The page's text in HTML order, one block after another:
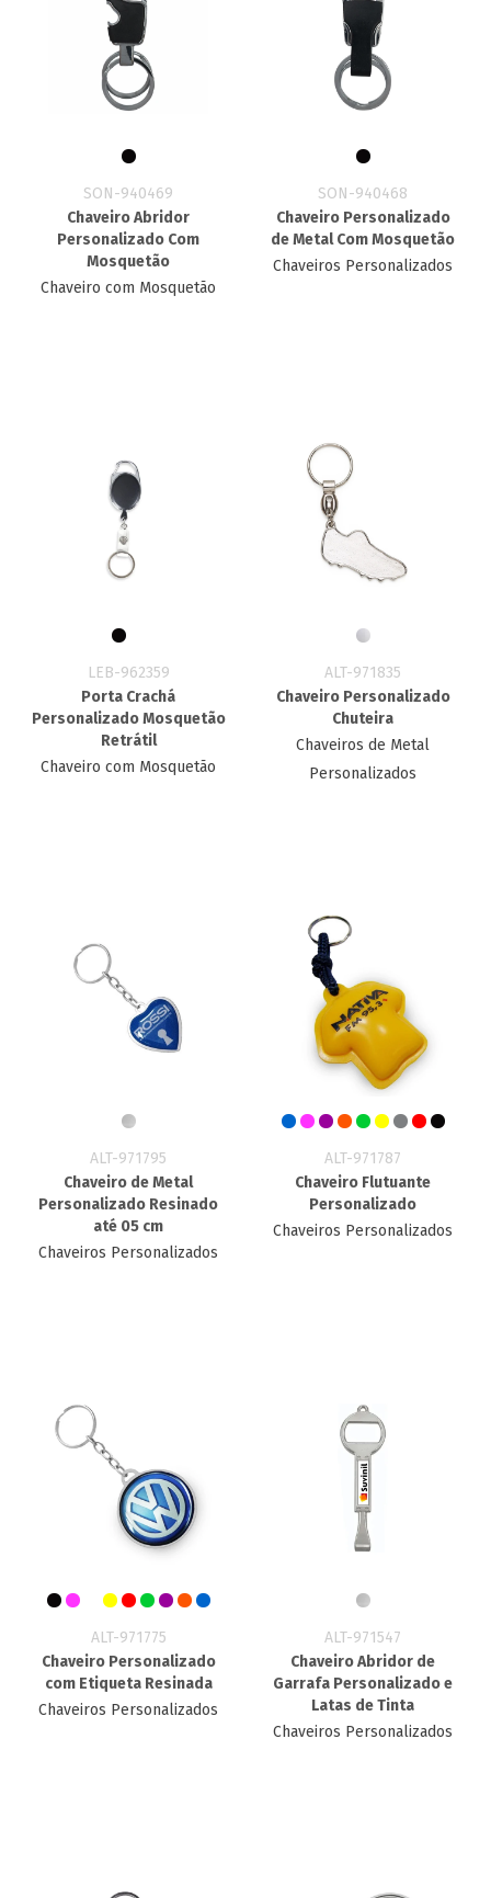
SON-940469
Chaveiro Abridor
Personalizado Com
Mosquetão
Chaveiro com Mosquetão
SON-940468
Chaveiro Personalizado
de Metal Com Mosquetão
Chaveiros Personalizados
LEB-962359
Porta Crachá
Personalizado Mosquetão
Retrátil
Chaveiro com Mosquetão
ALT-971835
Chaveiro Personalizado
Chuteira
Chaveiros de Metal
Personalizados
ALT-971795
Chaveiro de Metal
Personalizado Resinado
até 05 cm
Chaveiros Personalizados
ALT-971787
Chaveiro Flutuante
Personalizado
Chaveiros Personalizados
ALT-971775
Chaveiro Personalizado
com Etiqueta Resinada
Chaveiros Personalizados
ALT-971547
Chaveiro Abridor de
Garrafa Personalizado e
Latas de Tinta
Chaveiros Personalizados